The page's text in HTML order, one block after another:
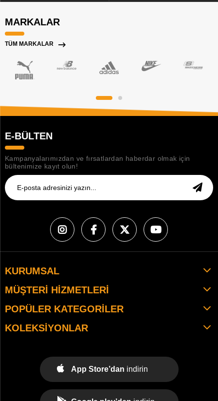
MARKALAR
TÜM MARKALAR
E-BÜLTEN
Kampanyalarımızdan ve fırsatlardan haberdar olmak için
bültenimize kayıt olun!
KURUMSAL
MÜŞTERI HIZMETLERI
POPÜLER KATEGORILER
KOLEKSIYONLAR
App Store’dan indirin